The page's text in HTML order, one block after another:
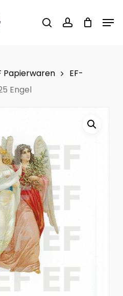
searchaccount
Papierwaren
EF-
Engel